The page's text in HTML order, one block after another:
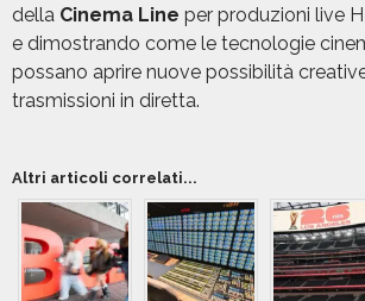
della Cinema Line per produzioni live
e dimostrando come le tecnologie
possano aprire nuove possibilità
trasmissioni in diretta.
Altri articoli correlati...